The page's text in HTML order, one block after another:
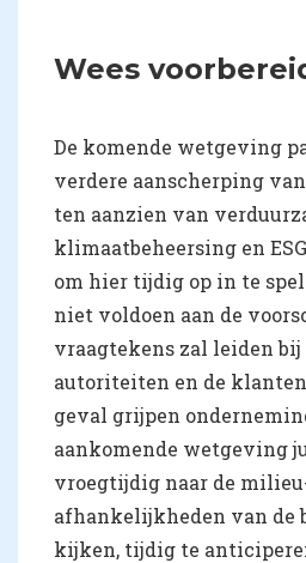
Wees
De komende wetgeving
verdere aanscherping
ten aanzien van
klimaatbeheersing en
om hier tijdig op in te
niet voldoen aan de
vraagtekens zal leiden bij
autoriteiten en de
geval grijpen
aankomende wetgeving
vroegtijdig naar de
afhankelijkheden van de
kijken, tijdig te